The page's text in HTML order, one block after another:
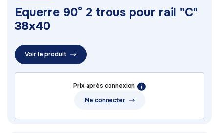
Equerre 90° 2 trous pour rail "C"
38x40
Voir le produit
Prix après connexion
Me connecter